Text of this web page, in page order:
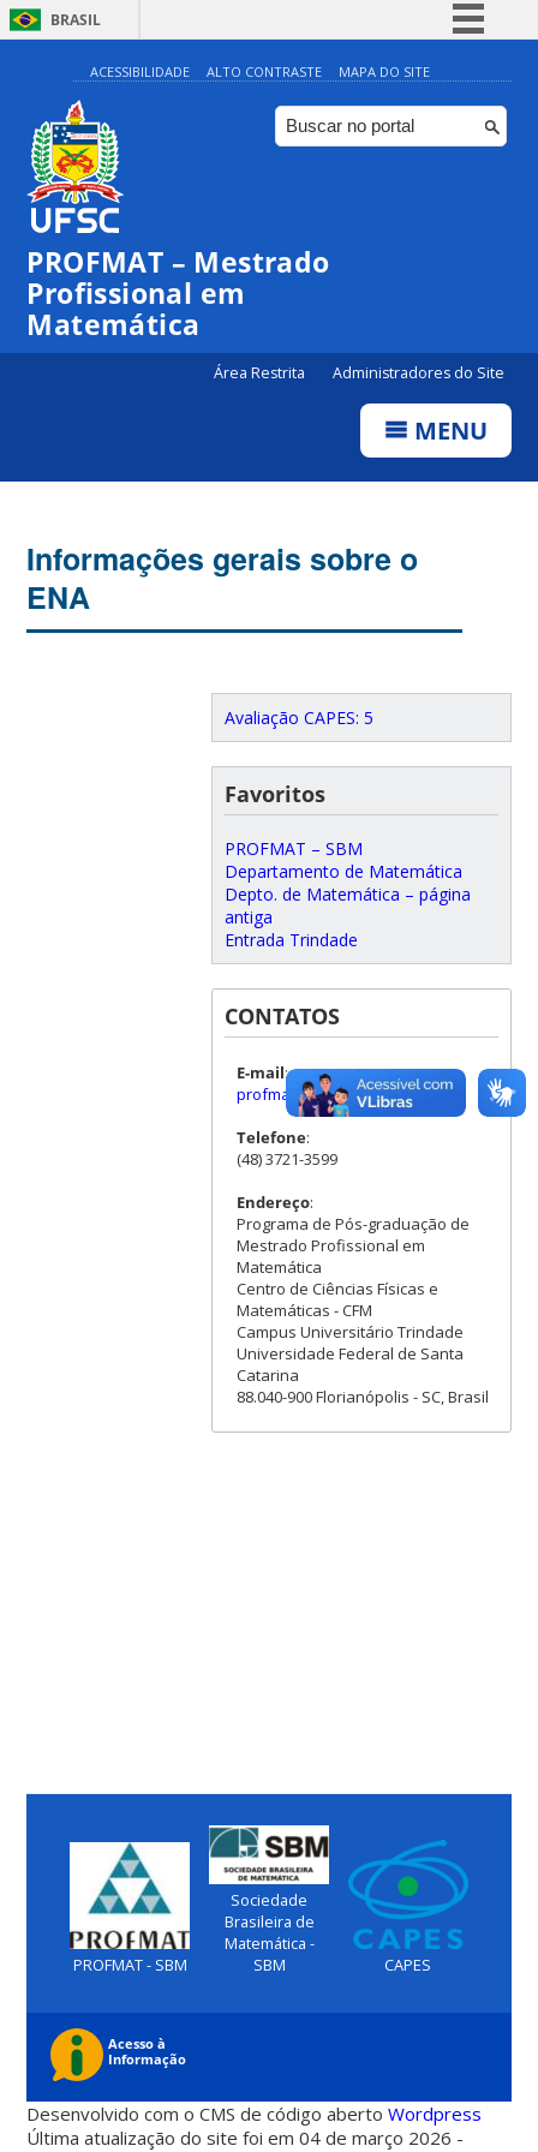
BRASIL
Simplifique!
Comunica BR
Participe
ACESSIBILIDADE ALTO CONTRASTE MAPA DO SITE
PROFMAT – Mestrado
Profissional em
Matemática
Área Restrita Administradores do Site
MENU
Informações gerais sobre o
ENA
Avaliação CAPES: 5
Favoritos
PROFMAT – SBM
Departamento de Matemática
Depto. de Matemática – página
antiga
Entrada Trindade
CONTATOS
E-mail:
profmat.ufsc @ gmail.com
Telefone:
(48) 3721-3599
Endereço:
Programa de Pós-graduação de
Mestrado Profissional em
Matemática
Centro de Ciências Físicas e
Matemáticas - CFM
Campus Universitário Trindade
Universidade Federal de Santa
Catarina
88.040-900 Florianópolis - SC, Brasil
PROFMAT - SBM
Sociedade
Brasileira de
Matemática -
SBM
CAPES
Desenvolvido com o CMS de código abertoWordpress
Última atualização do site foi em 04 de março 2026 -